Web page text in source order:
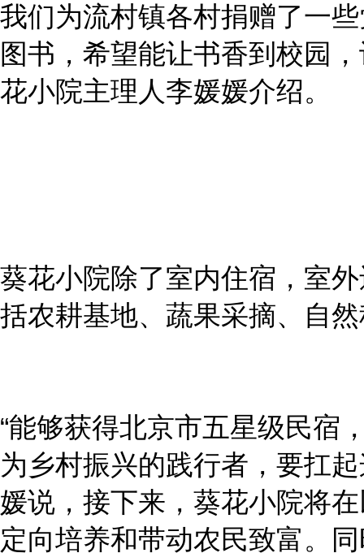
我们为流村镇各村捐赠了一
图书，希望能让书香到校园
花小院主理人李媛媛介绍。
葵花小院除了室内住宿，室
括农耕基地、蔬果采摘、自
“能够获得北京市五星级民宿
为乡村振兴的践行者，要扛
媛说，接下来，葵花小院将
定向培养和带动农民致富。